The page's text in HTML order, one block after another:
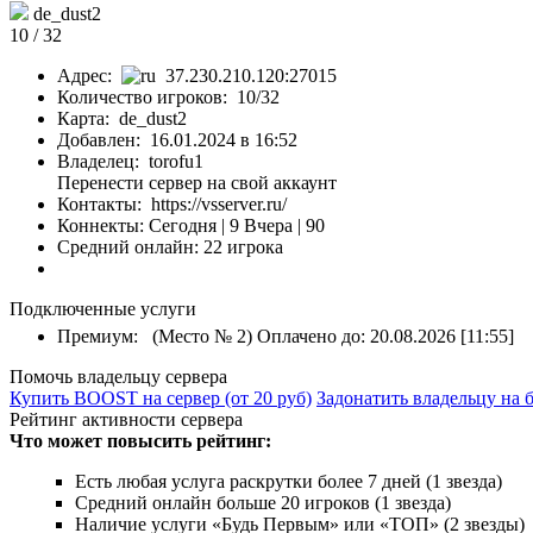
de_dust2
10 / 32
Адрес:
37.230.210.120:27015
Количество игроков: 10/32
Карта: de_dust2
Добавлен: 16.01.2024 в 16:52
Владелец: torofu1
Перенести сервер на свой аккаунт
Контакты: https://vsserver.ru/
Коннекты: Сегодня | 9 Вчера | 90
Средний онлайн: 22 игрока
Подключенные услуги
Премиум: (Место № 2) Оплачено до: 20.08.2026 [11:55]
Помочь владельцу сервера
Купить BOOST на сервер (от 20 руб) Задонатить владельцу на
Рейтинг активности сервера
Что может повысить рейтинг:
Есть любая услуга раскрутки более 7 дней (1 звезда)
Средний онлайн больше 20 игроков (1 звезда)
Наличие услуги «Будь Первым» или «ТОП» (2 звезды)